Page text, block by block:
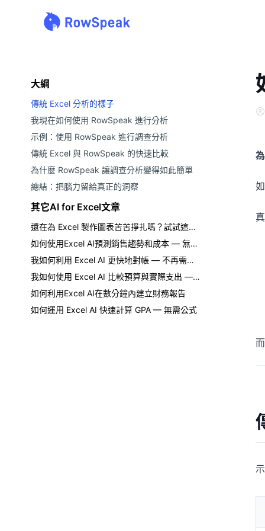
大綱
傳統 Excel 分析的樣子
我現在如何使用 RowSpeak 進行分析
示例：使用 RowSpeak 進行調查分析
傳統 Excel 與 RowSpeak 的快速比較
為什麼 RowSpeak 讓調查分析變得如此簡單
總結：把腦力留給真正的洞察
其它AI for Excel文章
還在為 Excel 製作圖表苦苦掙扎嗎？試試這些 AI 工具吧
如何使用Excel AI預測銷售趨勢和成本 — 無需公式
我如何利用 Excel AI 更快地對帳 — 不再需要手動匹配
我如何使用 Excel AI 比較預算與實際支出 — 無需手動計算
如何利用Excel AI在數分鐘內建立財務報告
如何運用 Excel AI 快速計算 GPA — 無需公式